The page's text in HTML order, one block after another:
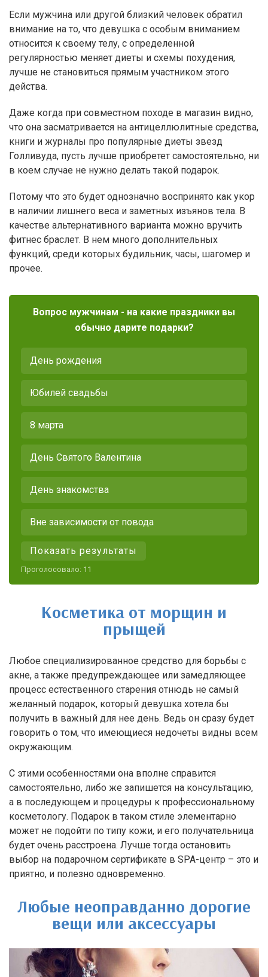
Если мужчина или другой близкий человек обратил
внимание на то, что девушка с особым вниманием
относится к своему телу, с определенной
регулярностью меняет диеты и схемы похудения,
лучше не становиться прямым участником этого
действа.
Даже когда при совместном походе в магазин видно,
что она засматривается на антицеллюлитные средства,
книги и журналы про популярные диеты звезд
Голливуда, пусть лучше приобретет самостоятельно, ни
в коем случае не нужно делать такой подарок.
Потому что это будет однозначно воспринято как укор
в наличии лишнего веса и заметных изъянов тела. В
качестве альтернативного варианта можно вручить
фитнес браслет. В нем много дополнительных
функций, среди которых будильник, часы, шагомер и
прочее.
Вопрос мужчинам - на какие праздники вы
обычно дарите подарки?
День рождения
Юбилей свадьбы
8 марта
День Святого Валентина
День знакомства
Вне зависимости от повода
Показать результаты
Проголосовало: 11
Косметика от морщин и
прыщей
Любое специализированное средство для борьбы с
акне, а также предупреждающее или замедляющее
процесс естественного старения отнюдь не самый
желанный подарок, который девушка хотела бы
получить в важный для нее день. Ведь он сразу будет
говорить о том, что имеющиеся недочеты видны всем
окружающим.
С этими особенностями она вполне справится
самостоятельно, либо же запишется на консультацию,
а в последующем и процедуры к профессиональному
косметологу. Подарок в таком стиле элементарно
может не подойти по типу кожи, и его получательница
будет очень расстроена. Лучше тогда остановить
выбор на подарочном сертификате в SPA-центр – это и
приятно, и полезно одновременно.
Любые неоправданно дорогие
вещи или аксессуары